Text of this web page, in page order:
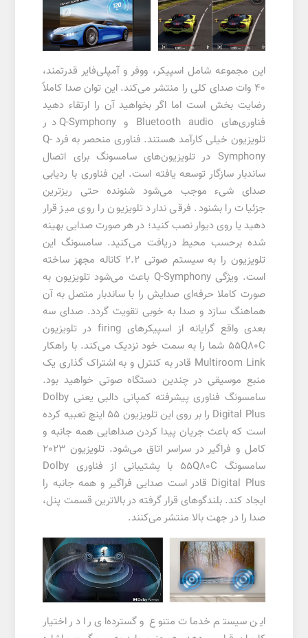
این مجموعه شامل اسپیکر، ووفر و آمپلی‌فایر قدرتمند،
40 وات صدای کلی را منتشر می‌کند. این توان صدا کاملاً
رضایت بخش است اما اگر بخواهید آن را ارتقاء دهید
فناوری‌های Bluetooth audio و Q-Symphony در
تلویزیون خیلی کارآمد هستند. فناوری منحصر به فرد Q-
Symphony در تلویزیون‌های سامسونگ برای اتصال
ساندبار سازگار توسعه یافته است. این فناوری با ردیابی
صدای شیء موجب می‌شود شنونده حتی ریزترین
جزئیات را بشنود. فرقی ندارد تلویزیون را روی میز قرار
دهید یا روی دیوار نصب کنید؛ در هر صورت صدایی بهینه
شده برحسب محیط دریافت می‌کنید. سامسونگ این
تلویزیون را به سیستم صوتی 2.2 کاناله مجهز ساخته
است. ویژگی Q-Symphony باعث می‌شود تلویزیون به
صورت کاملا حرفه‌ای صدایش را با ساندبار متصل به آن
هماهنگ سازد و صدا به خوبی تقویت گردد. صدای سه
بعدی واقع گرایانه از اسپیکرهای firing در تلویزیون
55Q80C شما را به سمت خود نزدیک می‌کند. با راهکار
Multiroom Link قادر به کنترل و به اشتراک گذاری یک
منبع موسیقی در چندین دستگاه صوتی خواهید بود.
سامسونگ فناوری پیشرفته کمپانی دالبی یعنی Dolby
Digital Plus را بر روی این تلویزیون 55 اینچ تعبیه کرده
است که باعث جریان پیدا کردن صداهایی همه جانبه و
کامل و فراگیر در سراسر اتاق می‌شود.
تلویزیون 2023
سامسونگ
55Q80C با پشتیبانی از فناوری Dolby
Digital Plus قادر است صدایی فراگیر و همه جانبه را
ایجاد کند. بلندگوهای قرار گرفته در بالاترین قسمت پنل،
صدا را در جهت بالا منتشر می‌کنند.
این سیستم خدمات متنوع و گسترده‌ای را در اختیار